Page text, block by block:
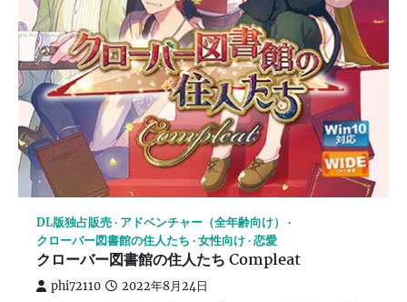
DL版独占販売
アドベンチャー（全年齢向け）
クローバー図書館の住人たち
女性向け 恋愛
クローバー図書館の住人たち Compleat
phi72110 2022年8月24日